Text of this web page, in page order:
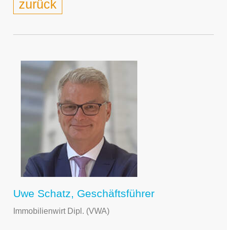
zurück
Uwe Schatz, Geschäftsführer
Immobilienwirt Dipl. (VWA)